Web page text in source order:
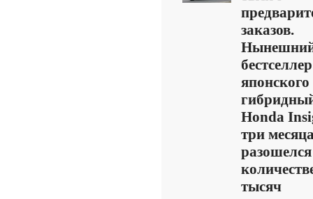
заказов.
бестселлер
Honda
три
тысяч